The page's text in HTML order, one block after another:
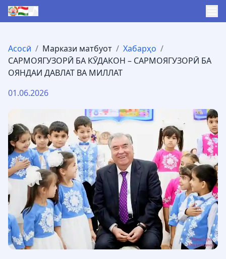
Асосӣ / Маркази матбуот / Хабарҳо /
САРМОЯГУЗОРӢ БА КӮДАКОН – САРМОЯГУЗОРӢ БА
ОЯНДАИ ДАВЛАТ ВА МИЛЛАТ
01.06.2026